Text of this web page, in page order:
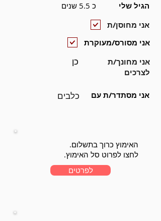
כ 5.5 שנים
הגיל שלי
אני מחוסן/ת
אני מסורס/מעוקרת
כן
אני מחונך/ת
לצרכים
כלבים אני מסתדר/ת עם
האימוץ כרוך בתשלום.
לחצו לפרוט סל האימוץ.
לפרטים